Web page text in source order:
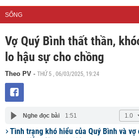
SỐNG
Vợ Quý Bình thất thần,
lo hậu sự cho chồng
Theo PV - THỨ 5 , 06/03/2025, 19:24
Nghe đọc bài 1:51
Tình trạng khó hiểu của Quý Bình và